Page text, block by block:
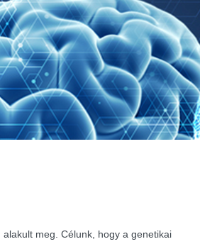
meg. Célunk, hogy a genetikai